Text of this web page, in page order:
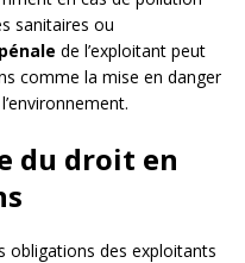
sanitaires ou
de l’exploitant peut
comme la mise en danger
du droit en
obligations des exploitants